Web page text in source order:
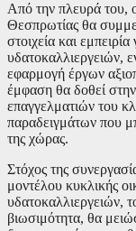
Από την πλευρά του,
Θεσπρωτίας θα
στοιχεία και
υδατοκαλλιεργειών,
εφαρμογή έργων
έμφαση θα δοθεί
επαγγελματιών του
παραδειγμάτων που
της χώρας.
Στόχος της
μοντέλου κυκλικής
υδατοκαλλιεργειών,
βιωσιμότητα, θα